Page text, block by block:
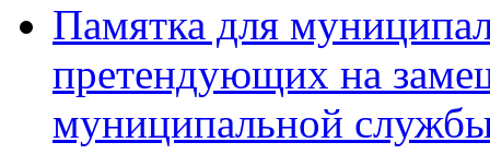
Памятка для
претендующих на
муниципальной